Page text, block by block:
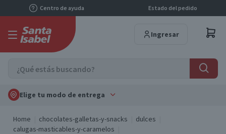
Centro de ayuda Estado del pedido
Ingresar
Elige tu modo de entrega
Home chocolates-galletas-y-snacks
dulces
calugas-masticables-y-caramelos